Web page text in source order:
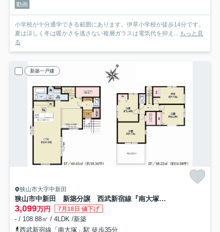
動画
小学校が十分通学できる範囲にあります。伊草小学校が徒歩14分です。
夏は涼しく冬は暖かさを逃さない複層ガラスは電気代を抑え... もっと見
る
新築一戸建
狭山市大字中新田
狭山市中新田 新築分譲 西武新宿線『南大塚駅』徒歩35分 【堀兼小学区】
3,099万円 7月18日 値下げ
- / 108.88㎡ / 4LDK /新築
西武新宿線「南大塚」駅 徒歩35分